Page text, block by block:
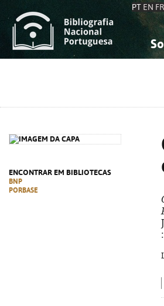
PT EN FR
ENCONTRAR EM BIBLIOTECAS
BNP
PORBASE